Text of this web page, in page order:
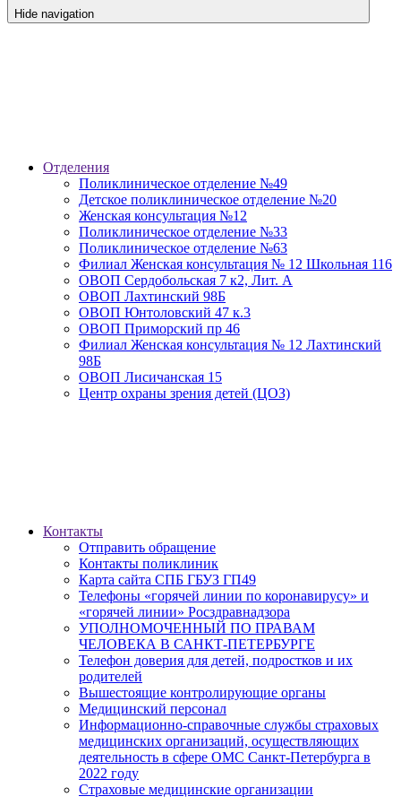
Hide navigation
Отделения
Поликлиническое отделение №49
Детское поликлиническое отделение №20
Женская консультация №12
Поликлиническое отделение №33
Поликлиническое отделение №63
Филиал Женская консультация № 12 Школьная 116
ОВОП Сердобольская 7 к2, Лит. А
ОВОП Лахтинский 98Б
ОВОП Юнтоловский 47 к.3
ОВОП Приморский пр 46
Филиал Женская консультация № 12 Лахтинский
98Б
ОВОП Лисичанская 15
Центр охраны зрения детей (ЦОЗ)
Контакты
Отправить обращение
Контакты поликлиник
Карта сайта СПБ ГБУЗ ГП49
Телефоны «горячей линии по коронавирусу» и
«горячей линии» Росздравнадзора
УПОЛНОМОЧЕННЫЙ ПО ПРАВАМ
ЧЕЛОВЕКА В САНКТ-ПЕТЕРБУРГЕ
Телефон доверия для детей, подростков и их
родителей
Вышестоящие контролирующие органы
Медицинский персонал
Информационно-справочные службы страховых
медицинских организаций, осуществляющих
деятельность в сфере ОМС Санкт-Петербурга в
2022 году
Страховые медицинские организации